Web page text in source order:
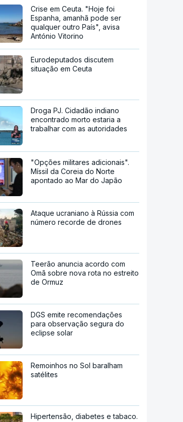
Crise em Ceuta. "Hoje foi
Espanha, amanhã pode ser
qualquer outro País", avisa
António Vitorino
Eurodeputados discutem
situação em Ceuta
Droga PJ. Cidadão indiano
encontrado morto estaria a
trabalhar com as autoridades
"Opções militares adicionais".
Míssil da Coreia do Norte
apontado ao Mar do Japão
Ataque ucraniano à Rússia com
número recorde de drones
Teerão anuncia acordo com
Omã sobre nova rota no estreito
de Ormuz
DGS emite recomendações
para observação segura do
eclipse solar
Remoinhos no Sol baralham
satélites
Hipertensão, diabetes e tabaco.